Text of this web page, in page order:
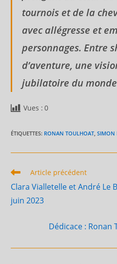
tournois et de la
avec allégresse et
personnages. Entre
d’aventure, une
jubilatoire du
Vues : 0
ÉTIQUETTES: RONAN TOULHOAT SIMON
Read
more
articles
Article précédent
Clara Vialletelle et André Le
juin 2023
Dédicace : Ronan